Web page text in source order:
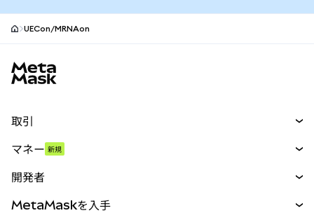
UECon/MRNAon
取引
パーペチュアル
RWA
マネー 新規
開発者
MetaMaskを入手